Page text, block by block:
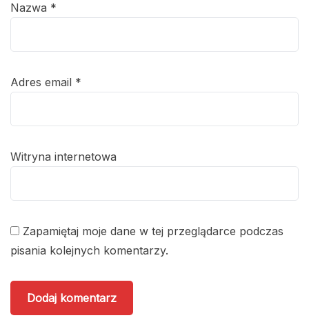
Nazwa *
Adres email *
Witryna internetowa
Zapamiętaj moje dane w tej przeglądarce podczas
pisania kolejnych komentarzy.